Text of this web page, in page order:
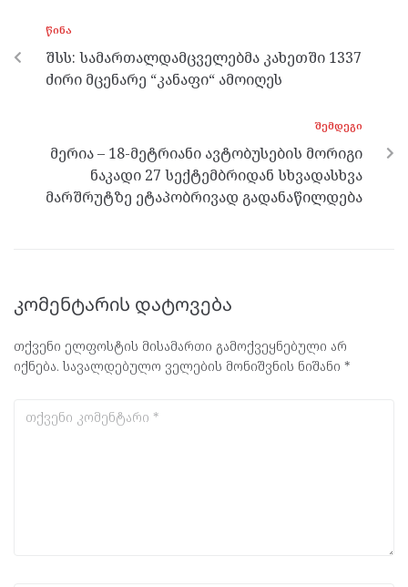
o
o
k
er m p
p
ᲬᲘᲜᲐ
შსს: სამართალდამცველებმა კახეთში 1337
ძირი მცენარე “კანაფი“ ამოიღეს
ᲨᲔᲛᲓᲔᲒᲘ
მერია – 18-მეტრიანი ავტობუსების მორიგი
ნაკადი 27 სექტემბრიდან სხვადასხვა
მარშრუტზე ეტაპობრივად გადანაწილდება
კომენტარის დატოვება
თქვენი ელფოსტის მისამართი გამოქვეყნებული არ
იქნება. სავალდებულო ველების მონიშვნის ნიშანი *